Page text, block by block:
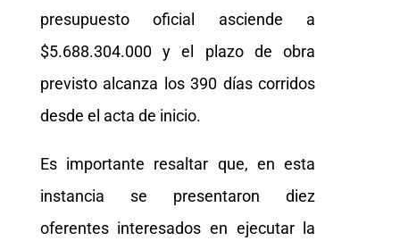
presupuesto oficial asciende a
$5.688.304.000 y el plazo de obra
previsto alcanza los 390 días corridos
desde el acta de inicio.
Es importante resaltar que, en esta
instancia se presentaron diez
oferentes interesados en ejecutar la